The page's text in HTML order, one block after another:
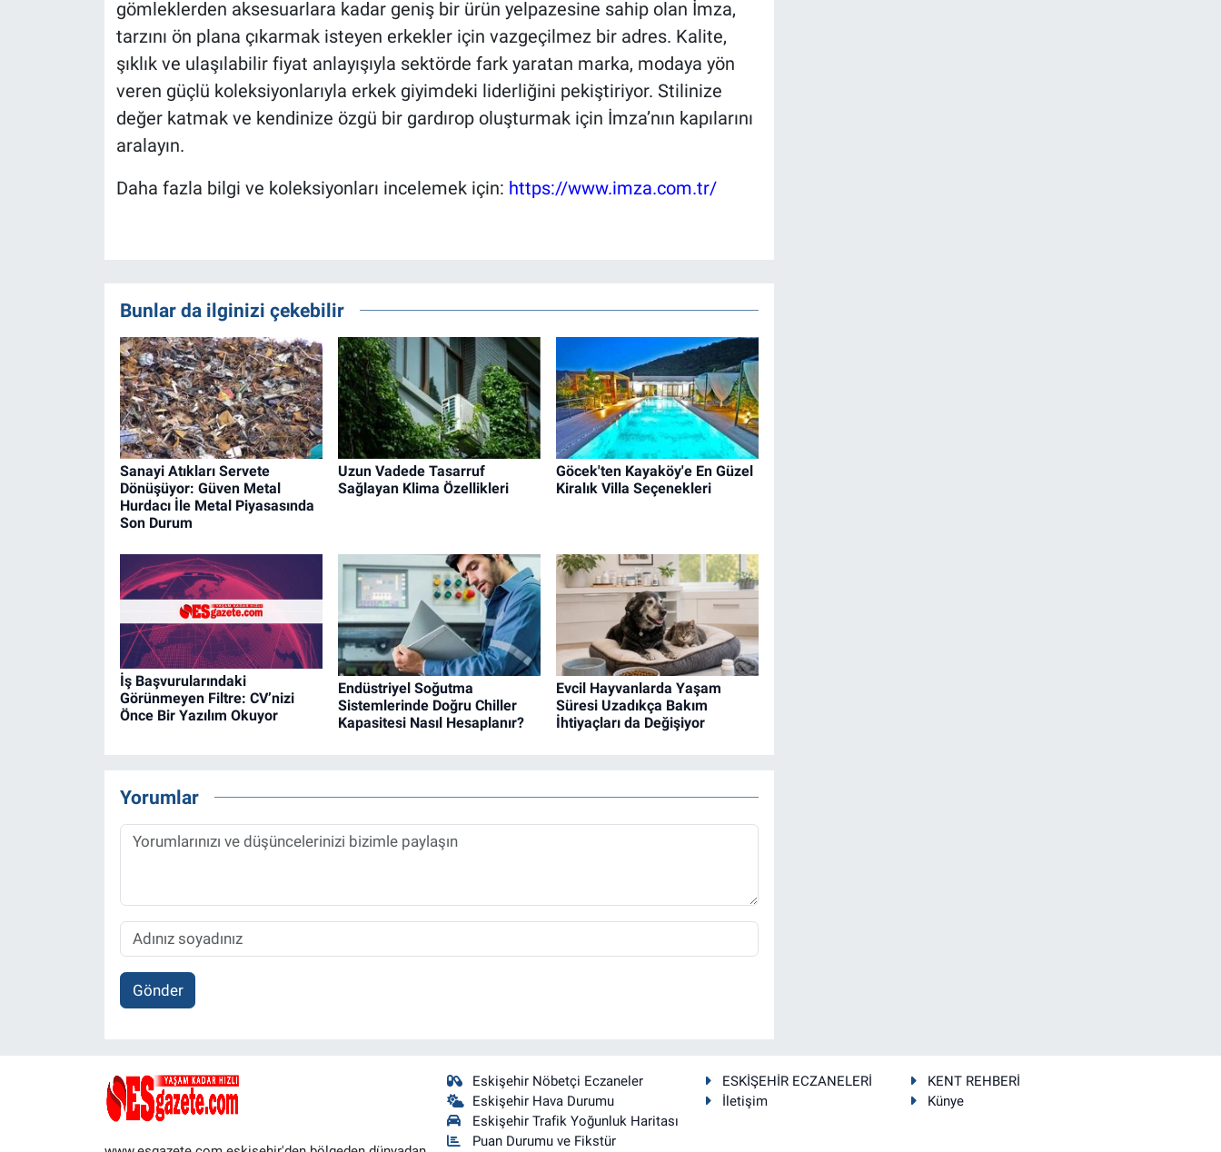
gömleklerden aksesuarlara kadar geniş bir ürün yelpazesine sahip olan İmza,
tarzını ön plana çıkarmak isteyen erkekler için vazgeçilmez bir adres. Kalite,
şıklık ve ulaşılabilir fiyat anlayışıyla sektörde fark yaratan marka, modaya yön
veren güçlü koleksiyonlarıyla erkek giyimdeki liderliğini pekiştiriyor. Stilinize
değer katmak ve kendinize özgü bir gardırop oluşturmak için İmza’nın kapılarını
aralayın.
Daha fazla bilgi ve koleksiyonları incelemek için: https://www.imza.com.tr/
Bunlar da ilginizi çekebilir
Sanayi Atıkları Servete
Dönüşüyor: Güven Metal
Hurdacı İle Metal Piyasasında
Son Durum
Uzun Vadede Tasarruf
Sağlayan Klima Özellikleri
Göcek'ten Kayaköy'e En Güzel
Kiralık Villa Seçenekleri
İş Başvurularındaki
Görünmeyen Filtre: CV’nizi
Önce Bir Yazılım Okuyor
Endüstriyel Soğutma
Sistemlerinde Doğru Chiller
Kapasitesi Nasıl Hesaplanır?
Evcil Hayvanlarda Yaşam
Süresi Uzadıkça Bakım
İhtiyaçları da Değişiyor
Yorumlar
Gönder
Eskişehir Nöbetçi Eczaneler
Eskişehir Hava Durumu
Eskişehir Trafik Yoğunluk Haritası
Puan Durumu ve Fikstür
ESKİŞEHİR ECZANELERİ
KENT REHBERİ
İletişim
Künye